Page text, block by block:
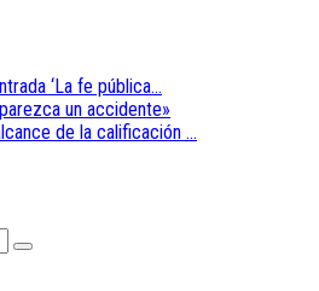
‘La fe pública...
un accidente»
de la calificación ...